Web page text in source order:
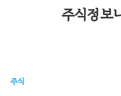
주식정보
주식